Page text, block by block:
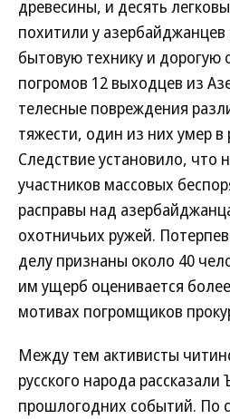
древесины, и десять
похитили у
бытовую технику и дорогую
погромов 12 выходцев из
телесные повреждения
тяжести, один из них умер
Следствие установило, что
участников массовых
расправы над
охотничьих ружей.
делу признаны около 40
им ущерб оценивается
мотивах погромщиков
Между тем активисты
русского народа
прошлогодних событий. По